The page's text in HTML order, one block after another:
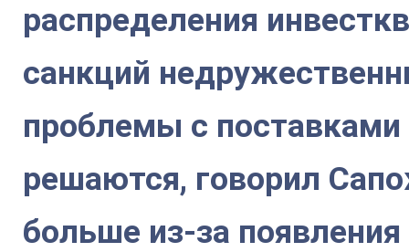
распределения
санкций
проблемы с
решаются, говорил
больше из-за